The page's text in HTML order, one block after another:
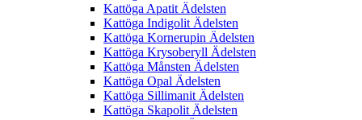
Kattöga Apatit Ädelsten
Kattöga Indigolit Ädelsten
Kattöga Kornerupin Ädelsten
Kattöga Krysoberyll Ädelsten
Kattöga Månsten Ädelsten
Kattöga Opal Ädelsten
Kattöga Sillimanit Ädelsten
Kattöga Skapolit Ädelsten